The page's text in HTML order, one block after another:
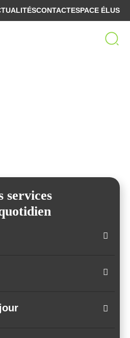
CONTACTESPACE ÉLUS
services